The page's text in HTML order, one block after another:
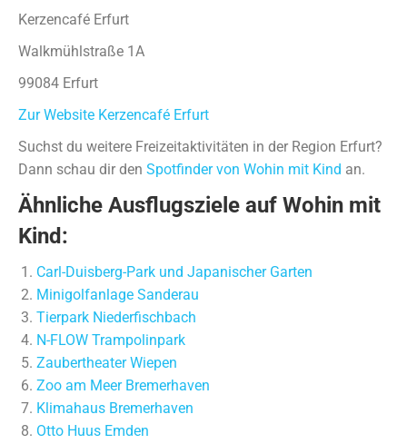
Kerzencafé Erfurt
Walkmühlstraße 1A
99084 Erfurt
Zur Website Kerzencafé Erfurt
Suchst du weitere Freizeitaktivitäten in der Region Erfurt?
Dann schau dir den Spotfinder von Wohin mit Kind an.
Ähnliche Ausflugsziele auf Wohin mit
Kind:
Carl-Duisberg-Park und Japanischer Garten
Minigolfanlage Sanderau
Tierpark Niederfischbach
N-FLOW Trampolinpark
Zaubertheater Wiepen
Zoo am Meer Bremerhaven
Klimahaus Bremerhaven
Otto Huus Emden